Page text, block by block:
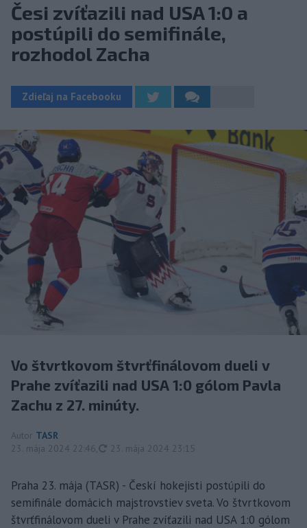
Česi zvíťazili nad USA 1:0 a
postúpili do semifinále,
rozhodol Zacha
Zdieľaj na Facebooku
Vo štvrtkovom štvrťfinálovom dueli v
Prahe zvíťazili nad USA 1:0 gólom Pavla
Zachu z 27. minúty.
Autor TASR
23. mája 2024 22:46
aktualizované
23. mája 2024 23:15
Praha 23. mája (TASR) - Českí hokejisti postúpili do
semifinále domácich majstrovstiev sveta. Vo štvrtkovom
štvrťfinálovom dueli v Prahe zvíťazili nad USA 1:0 gólom